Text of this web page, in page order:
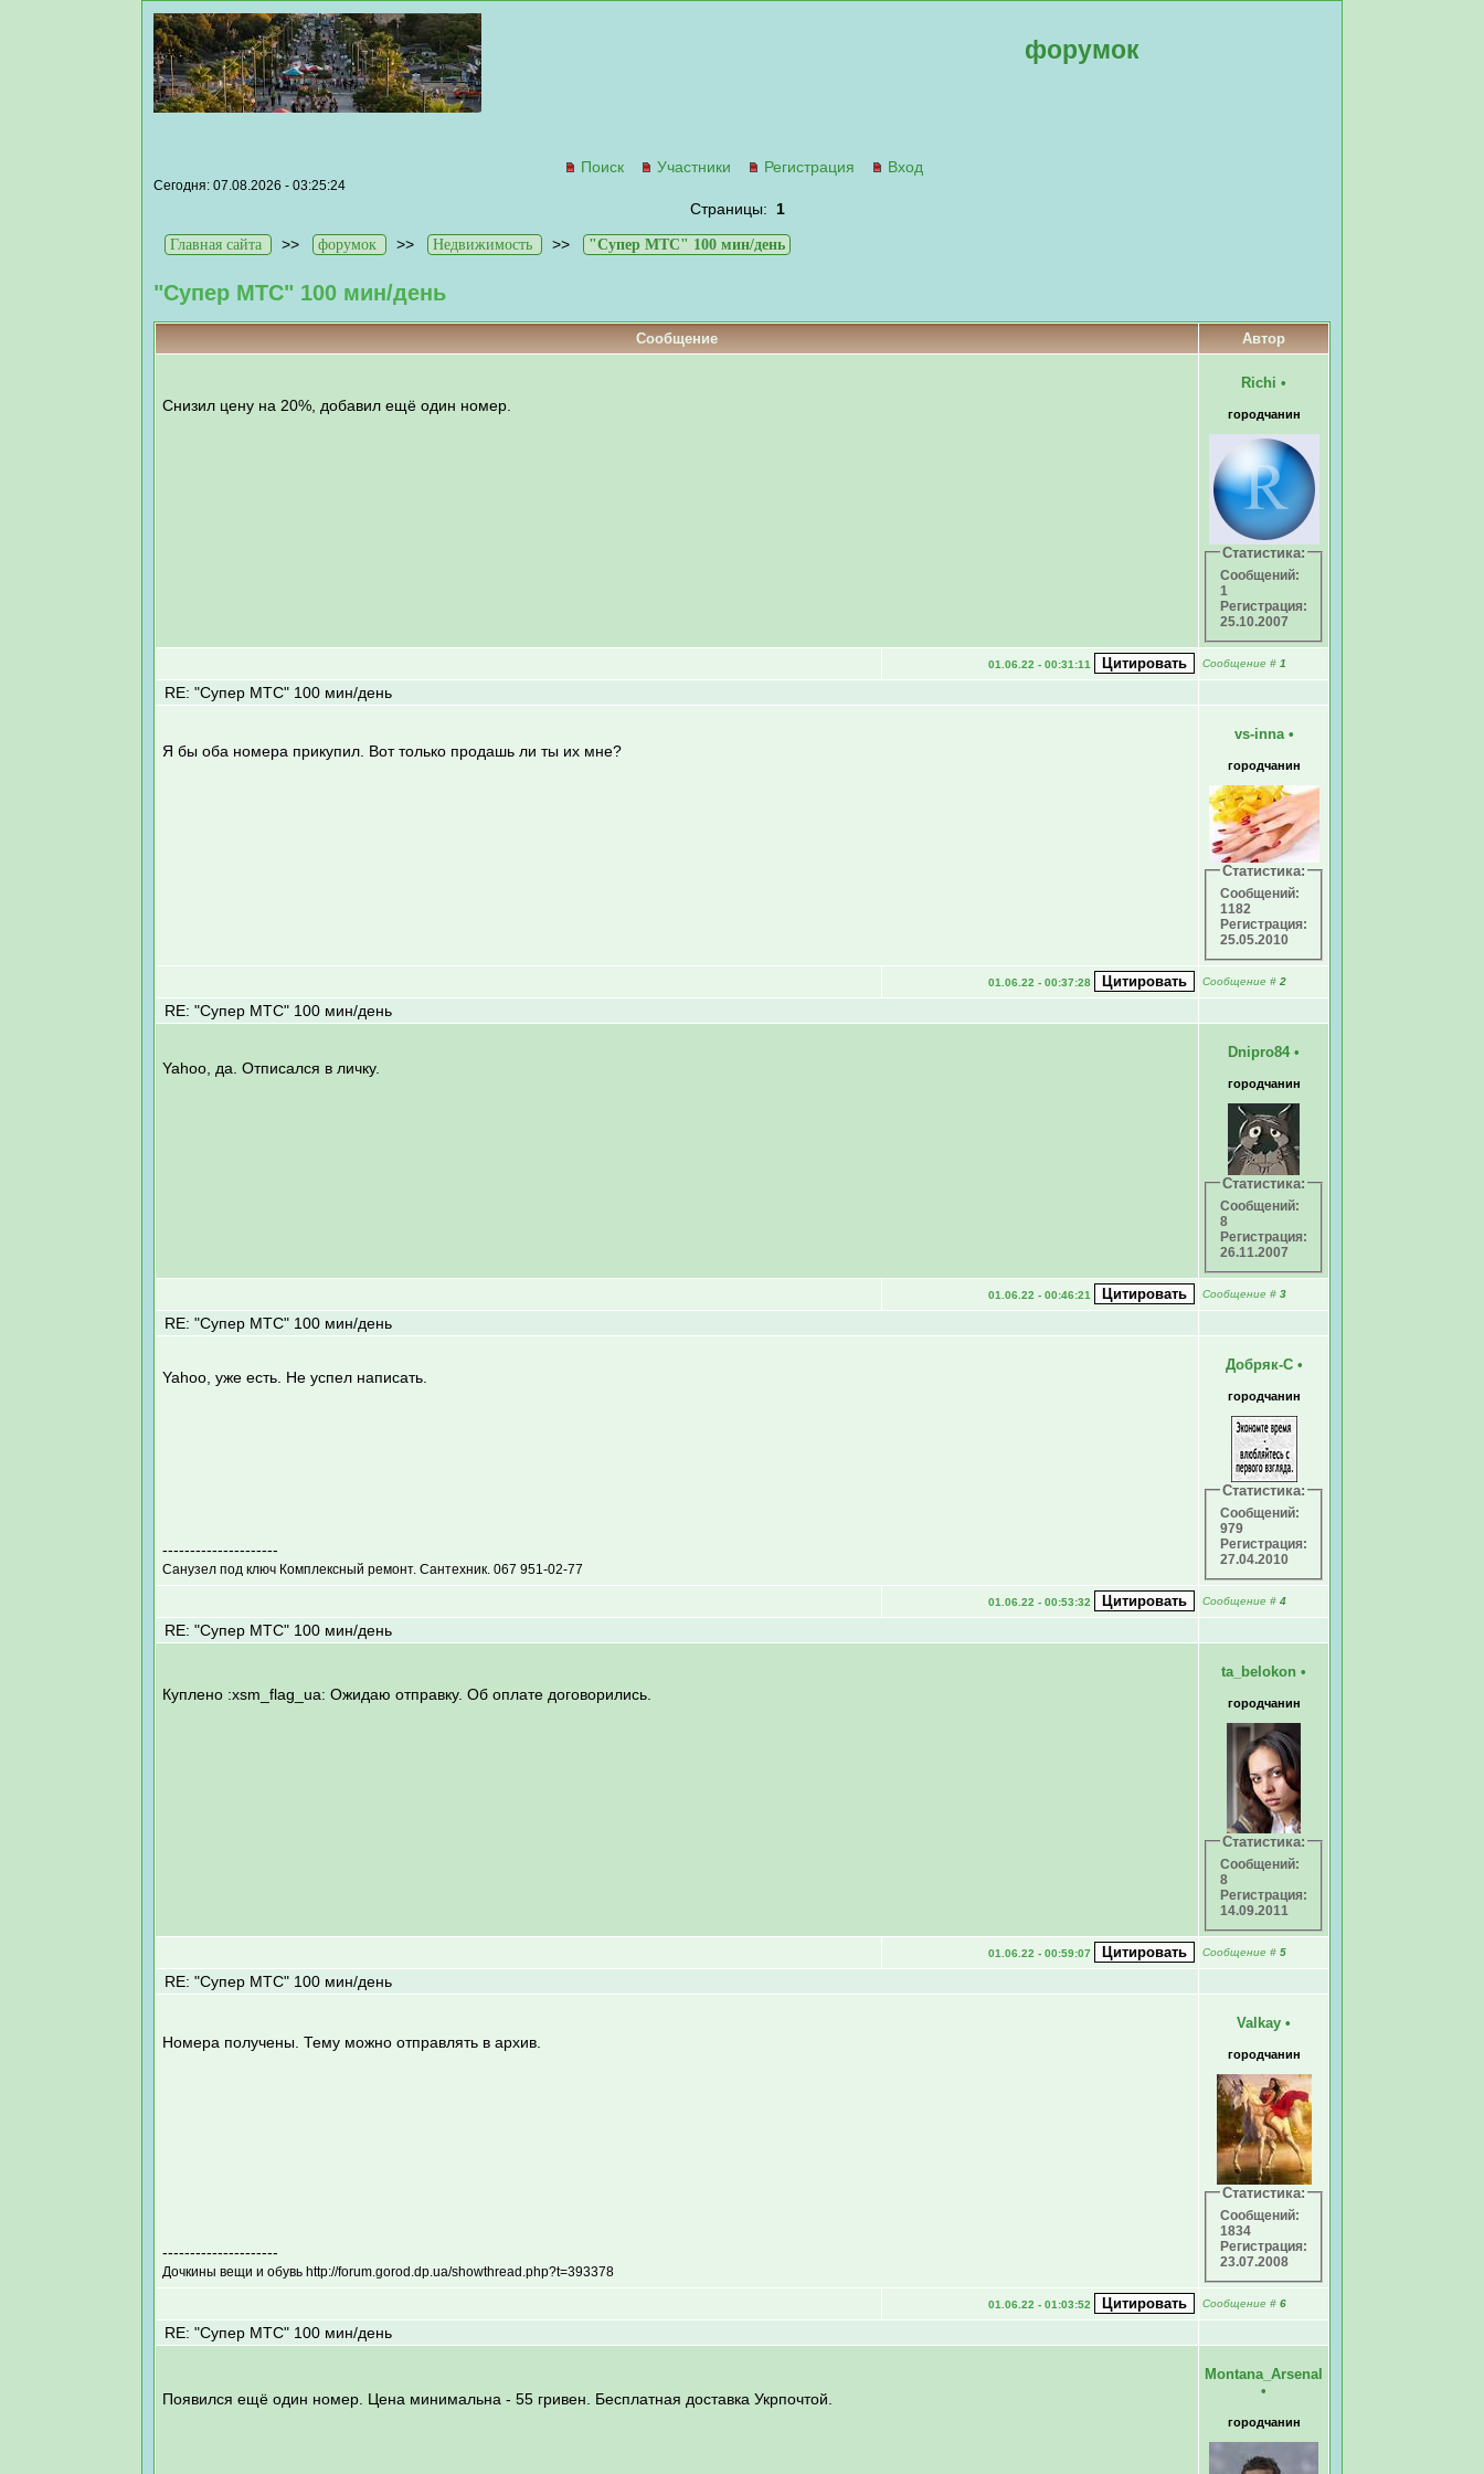
форумок
Поиск Участники Регистрация Вход
Сегодня: 07.08.2026 - 03:25:24
Страницы: 1
Главная сайта >> форумок >> Недвижимость >> "Супер МТС" 100 мин/день
"Супер МТС" 100 мин/день
Сообщение Автор
Снизил цену на 20%, добавил ещё один номер.
Richi •
городчанин
Статистика:
Сообщений:
1
Регистрация:
25.10.2007
01.06.22 - 00:31:11 Сообщение # 1
RE: "Супер МТС" 100 мин/день
Я бы оба номера прикупил. Вот только продашь ли ты их мне?
vs-inna •
городчанин
Статистика:
Сообщений:
1182
Регистрация:
25.05.2010
01.06.22 - 00:37:28 Сообщение # 2
RE: "Супер МТС" 100 мин/день
Yahoo, да. Отписался в личку.
Dnipro84 •
городчанин
Статистика:
Сообщений:
8
Регистрация:
26.11.2007
01.06.22 - 00:46:21 Сообщение # 3
RE: "Супер МТС" 100 мин/день
Yahoo, уже есть. Не успел написать.
---------------------
Санузел под ключ Комплексный ремонт. Сантехник. 067 951-02-77
Добряк-С •
городчанин
Статистика:
Сообщений:
979
Регистрация:
27.04.2010
01.06.22 - 00:53:32 Сообщение # 4
RE: "Супер МТС" 100 мин/день
Куплено :xsm_flag_ua: Ожидаю отправку. Об оплате договорились.
ta_belokon •
городчанин
Статистика:
Сообщений:
8
Регистрация:
14.09.2011
01.06.22 - 00:59:07 Сообщение # 5
RE: "Супер МТС" 100 мин/день
Номера получены. Тему можно отправлять в архив.
---------------------
Дочкины вещи и обувь http://forum.gorod.dp.ua/showthread.php?t=393378
Valkay •
городчанин
Статистика:
Сообщений:
1834
Регистрация:
23.07.2008
01.06.22 - 01:03:52 Сообщение # 6
RE: "Супер МТС" 100 мин/день
Появился ещё один номер. Цена минимальна - 55 гривен. Бесплатная доставка Укрпочтой.
Montana_Arsenal
•
городчанин